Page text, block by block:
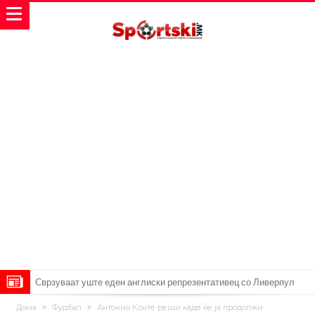
Сврзуваат уште еден англиски репрезентативец со Ливерпул
Замена за Влаховиќ: Напаѓачот на Манчестер доаѓа во Јувентус!
Дома Фудбал
Антонио Конте реши каде ќе ја продолжи